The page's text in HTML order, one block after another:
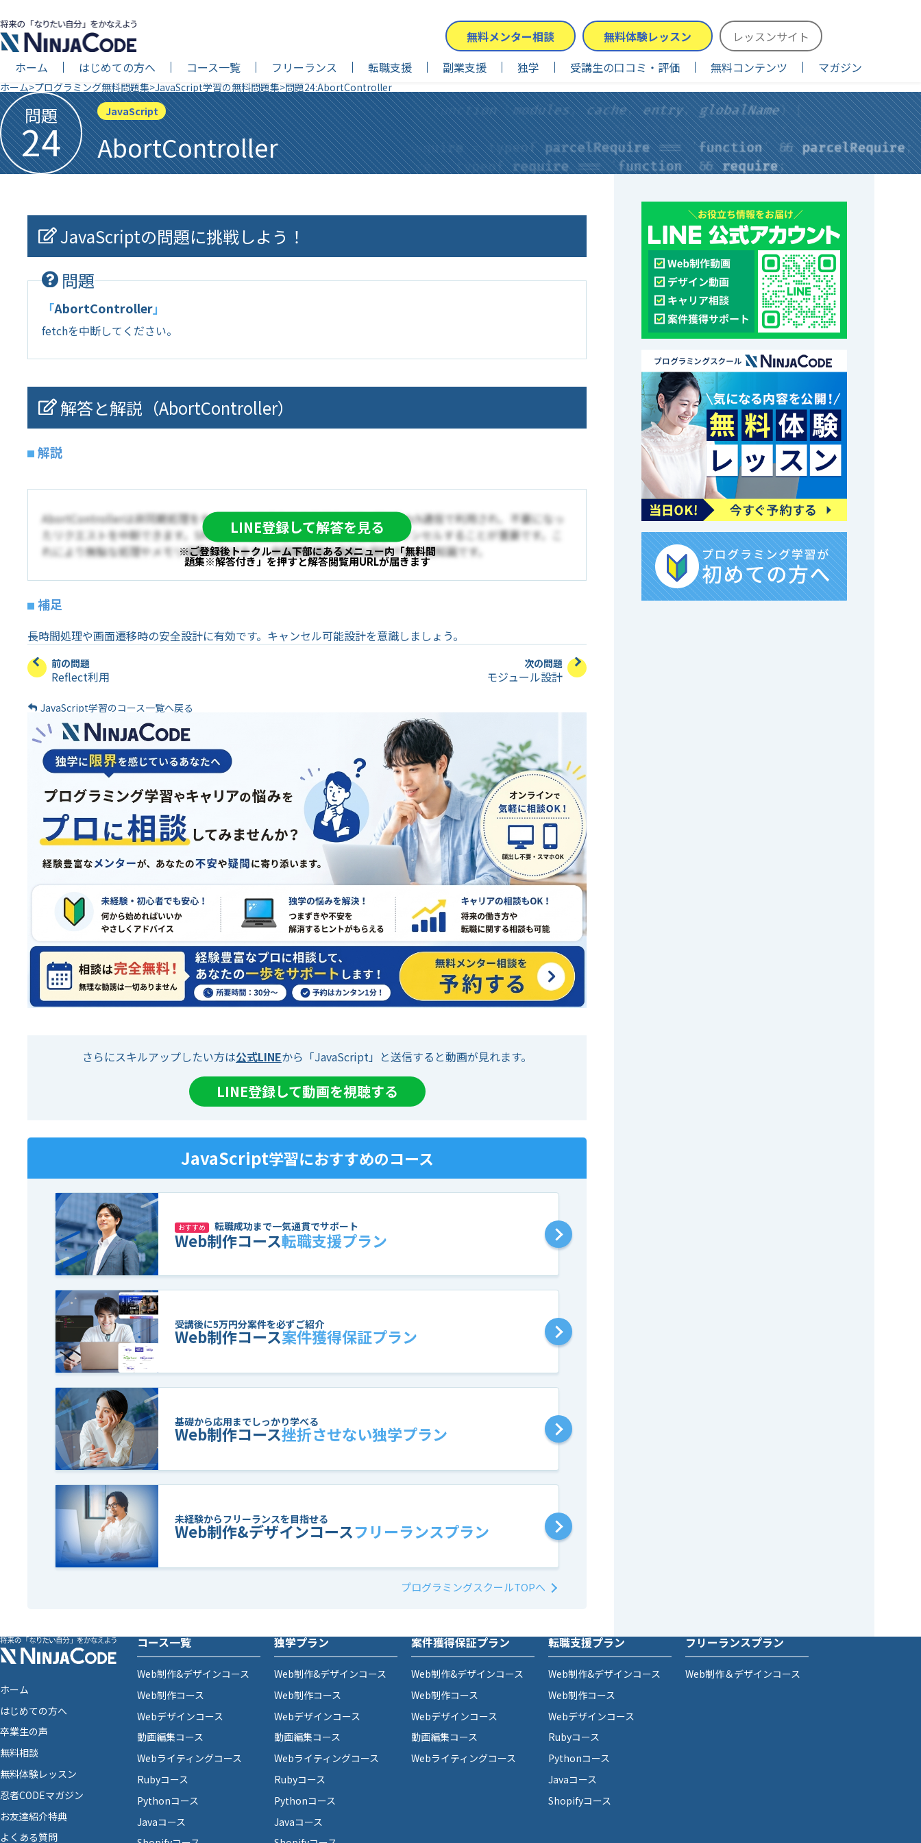
無料メンター相談 無料体験レッスン
レッスンサイト
ホーム
はじめての方へ コース一覧 フリーランス 転職支援 副業支援 独学 受講生の口コミ・評価 無料コンテンツ マガジン
ホーム プログラミング無料問題集 JavaScript学習の無料問題集 問題24:AbortController
問題
24
JavaScript
AbortController
JavaScriptの問題に挑戦しよう！
問題
「AbortController」
fetchを中断してください。
解答と解説（AbortController）
解説
LINE登録して解答を見る
※ご登録後トークルーム下部にあるメニュー内「無料問
題集※解答付き」を押すと解答閲覧用URLが届きます
AbortControllerは非同期処理をキャンセルするための仕組みです。特にfetch通信で利用され、不要になっ
たリクエストを中断できます。SPA環境では画面遷移時に未完了通信をキャンセルすることが重要です。こ
れにより無駄な処理やメモリ消費を防げます。非同期制御の高度な設計では必須知識です。
補足
長時間処理や画面遷移時の安全設計に有効です。キャンセル可能設計を意識しましょう。
前の問題
Reflect利用
次の問題
モジュール設計
JavaScript学習のコース一覧へ戻る
さらにスキルアップしたい方は公式LINEから「JavaScript」と送信すると動画が見れます。
LINE登録して動画を視聴する
JavaScript学習におすすめのコース
おすすめ 転職成功まで一気通貫でサポート
Web制作コース転職支援プラン
受講後に5万円分案件を必ずご紹介
Web制作コース案件獲得保証プラン
基礎から応用までしっかり学べる
Web制作コース挫折させない独学プラン
未経験からフリーランスを目指せる
Web制作&デザインコースフリーランスプラン
プログラミングスクールTOPへ
ホーム
はじめての方へ
卒業生の声
無料相談
無料体験レッスン
忍者CODEマガジン
お友達紹介特典
よくある質問
コース一覧
Web制作&デザインコース
Web制作コース
Webデザインコース
動画編集コース
Webライティングコース
Rubyコース
Pythonコース
Javaコース
独学プラン
Web制作&デザインコース
Web制作コース
Webデザインコース
動画編集コース
Webライティングコース
Rubyコース
Pythonコース
Javaコース
案件獲得保証プラン
Web制作&デザインコース
Web制作コース
Webデザインコース
動画編集コース
Webライティングコース
転職支援プラン
Web制作&デザインコース
Web制作コース
Webデザインコース
Rubyコース
Pythonコース
Javaコース
Shopifyコース
フリーランスプラン
Web制作＆デザインコース